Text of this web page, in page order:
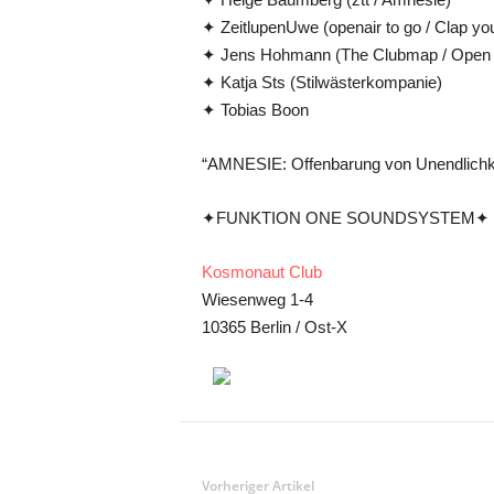
✦ ZeitlupenUwe (openair to go / Clap
✦ Jens Hohmann (The Clubmap / Open
✦ Katja Sts (Stilwästerkompanie)
✦ Tobias Boon
“AMNESIE: Offenbarung von
✦FUNKTION ONE SOUNDSYSTEM✦
Kosmonaut Club
Wiesenweg 1-4
10365 Berlin / Ost-X
Vorheriger Artikel